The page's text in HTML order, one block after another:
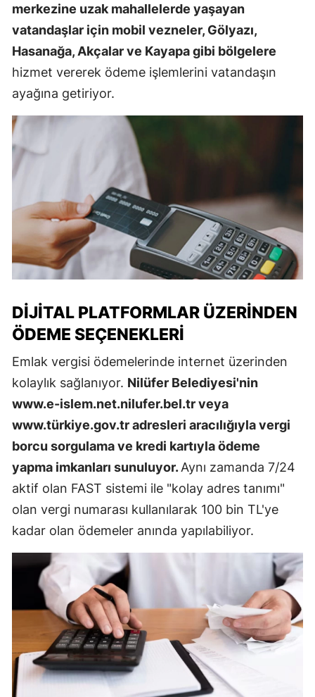
merkezine uzak mahallelerde yaşayan
vatandaşlar için mobil vezneler, Gölyazı,
Hasanağa, Akçalar ve Kayapa gibi bölgelere
hizmet vererek ödeme işlemlerini vatandaşın
ayağına getiriyor.
DIJITAL PLATFORMLAR ÜZERINDEN
ÖDEME SEÇENEKLERI
Emlak vergisi ödemelerinde internet üzerinden
kolaylık sağlanıyor. Nilüfer Belediyesi'nin
www.e-islem.net.nilufer.bel.tr veya
www.türkiye.gov.tr adresleri aracılığıyla vergi
borcu sorgulama ve kredi kartıyla ödeme
yapma imkanları sunuluyor.Aynı zamanda 7/24
aktif olan FAST sistemi ile "kolay adres tanımı"
olan vergi numarası kullanılarak 100 bin TL'ye
kadar olan ödemeler anında yapılabiliyor.